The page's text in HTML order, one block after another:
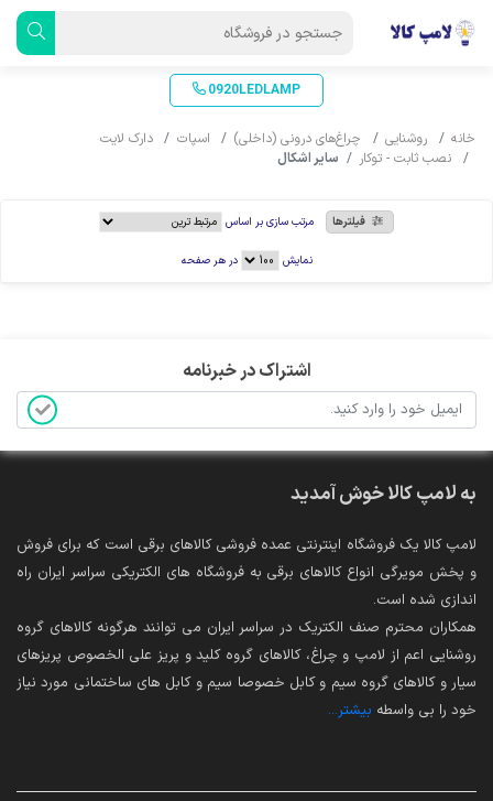
0920LEDLAMP
خانه روشنایی چراغ‌های درونی (داخلی) اسپات
دارک لایت
نصب ثابت - توکار
سایر اشکال
فیلترها مرتب سازی بر اساس
نمایش در هر صفحه
اشتراک در خبرنامه
به لامپ کالا خوش آمدید
لامپ کالا یک فروشگاه اینترنتی عمده فروشی کالاهای برقی است که برای فروش
و پخش مویرگی انواع کالاهای برقی به فروشگاه های الکتریکی سراسر ایران راه
اندازی شده است.
همکاران محترم صنف الکتریک در سراسر ایران می توانند هرگونه کالاهای گروه
روشنایی اعم از لامپ و چراغ، کالاهای گروه کلید و پریز علی الخصوص پریزهای
سیار و کالاهای گروه سیم و کابل خصوصا سیم و کابل های ساختمانی مورد نیاز
خود را بی واسطه بیشتر...